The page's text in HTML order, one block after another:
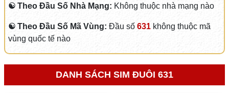
☯ Theo Đầu Số Nhà Mạng: Không thuộc nhà mạng nào
☯ Theo Đầu Số Mã Vùng: Đầu số 631không thuộc mã
vùng quốc tế nào
DANH SÁCH SIM ĐUÔI 631